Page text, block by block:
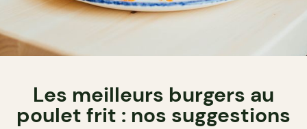
Les meilleurs burgers au
poulet frit : nos suggestions